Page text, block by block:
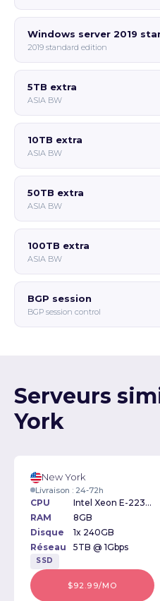
Windows server 2019
2019 standard edition
5TB extra
ASIA BW
10TB extra
ASIA BW
50TB extra
ASIA BW
100TB extra
ASIA BW
BGP session
BGP session control
Serveurs
York
New York
Livraison : 24-72h
CPU
Intel Xeon E-2234 3.6GHz
RAM
8GB
Disque
1x 240GB
Réseau
5TB @ 1Gbps
SSD
$92.99/MO